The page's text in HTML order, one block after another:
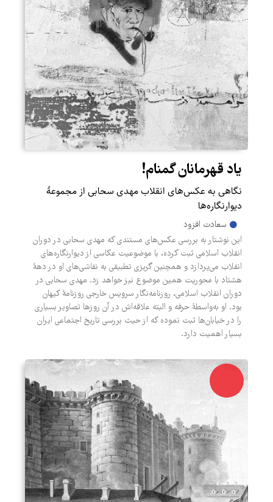
یاد قهرمانان گمنام!
نگاهی به عکس‌های انقلاب مهدی سحابی از مجموعۀ
دیوارنگاره‌ها
سعادت افزود
این نوشتار به بررسی عکس‌های مستندی که مهدی سحابی در دوران
انقلاب اسلامی ثبت کرده، با موضوعیت عکاسی از دیوارنگاره‌های
انقلاب می‌پردازد و همچنین گریزی تطبیقی به نقاشی‌های او در دهۀ
هشتاد با محوریت همین موضوع نیز خواهد زد. مهدی سحابی در
دوران انقلاب اسلامی، روزنامه‌نگار سرویس خارجی روزنامۀ کیهان
بود. او به‌واسطۀ حرفه و البته علاقه‌اش در آن روزها تصاویر بسیاری
را در خیابان‌ها ثبت نموده که از حیث بررسی تاریخ اجتماعی ایران
بسیار اهمیت دارد.